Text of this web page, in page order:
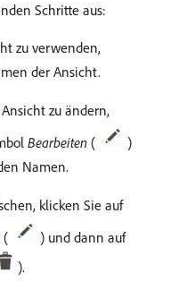
Schritte aus:
zu verwenden,
der Ansicht.
zu ändern,
Bearbeiten (
)
Namen.
klicken Sie auf
(
) und dann auf
).